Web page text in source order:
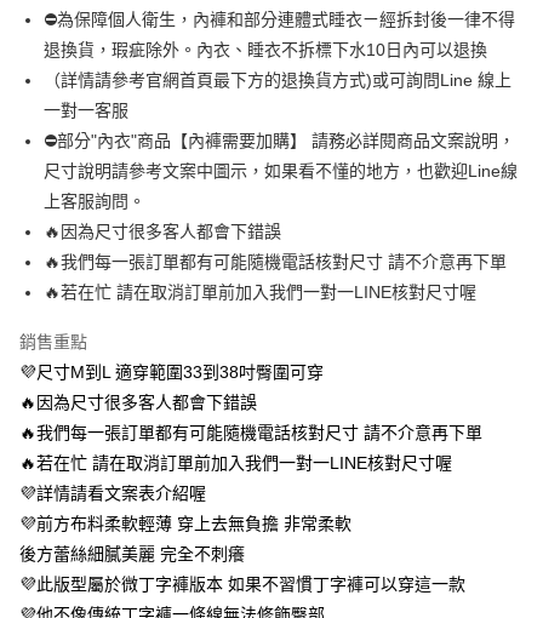
悠遊付
全盈+PAY
AFTEE先享後付
相關說明
【關於「AFTEE先享後付」】
AFTEE先享後付是「在收到商品之後才付款」的支付方式。 讓您購物簡單
便利好安心！
１．簡單：不需註冊會員、不需綁卡、不需儲值。
３．安心：先確認商品／服務後，再付款。
１．於結帳方式選擇「AFTEE先享後付」後，將跳轉至「AFTEE先享後付」
結帳頁面，進行簡訊認證並確認金額後，即可完成結帳。
２．訂單成立數日內，您將收到繳費通知簡訊。
３．收到繳費通知簡訊後14天內，點擊此簡訊中的連結，可透過四大超商／
ATM／網路銀行／等多元方式進行付款，方視為交易完成。
※ 請注意：結帳手續完成當下不需立刻繳費，但若您需要取消訂單，請聯絡
購買商品的店家。未經商家同意取消之訂單仍視為有效，需透過AFTEE先享
後付繳納相關費用。
是否繳費成功／繳費後需取消欲退款等相關疑問，請聯繫「AFTEE先享後付
客戶支援中心」https://netprotections.freshdesk.com/support/home
【注意事項】
ATM付款
運送方式
全家 取貨付款約3～4天到貨
付款後全家取貨
每筆NT$80，滿NT$799(含以上)免運費
萊爾富 取貨付款約3～4天到貨
每筆NT$80，滿NT$799(含以上)免運費
每筆NT$80，滿NT$799(含以上)免運費
7-11 取貨付款約3～4天到貨
⛔為保障個人衛生，內褲和部分連體式睡衣ㄧ經拆封後一律不得
退換貨，瑕疵除外。內衣、睡衣不拆標下水10日內可以退換
（詳情請參考官網首頁最下方的退換貨方式)或可詢問Line 線上
一對一客服
⛔部分"內衣"商品【內褲需要加購】 請務必詳閱商品文案說明，
尺寸說明請參考文案中圖示，如果看不懂的地方，也歡迎Line線
上客服詢問。
🔥因為尺寸很多客人都會下錯誤
🔥我們每一張訂單都有可能隨機電話核對尺寸 請不介意再下單
🔥若在忙 請在取消訂單前加入我們一對一LINE核對尺寸喔
銷售重點
💜尺寸M到L 適穿範圍33到38吋臀圍可穿
🔥因為尺寸很多客人都會下錯誤
🔥我們每一張訂單都有可能隨機電話核對尺寸 請不介意再下單
🔥若在忙 請在取消訂單前加入我們一對一LINE核對尺寸喔
💜詳情請看文案表介紹喔
💜前方布料柔軟輕薄 穿上去無負擔 非常柔軟
後方蕾絲細膩美麗 完全不刺癢
💜此版型屬於微丁字褲版本 如果不習慣丁字褲可以穿這一款